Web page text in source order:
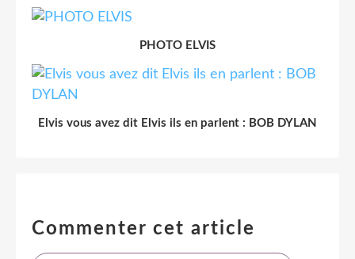
PHOTO ELVIS
Elvis vous avez dit Elvis ils en parlent : BOB DYLAN
Commenter cet article